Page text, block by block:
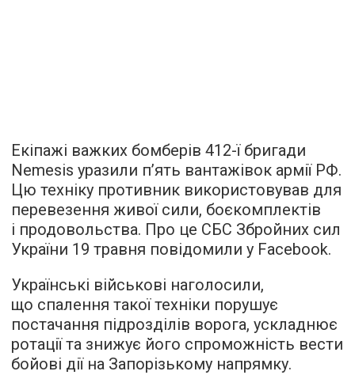
Екіпажі важких бомберів 412-ї бригади
Nemesis уразили п’ять вантажівок армії РФ.
Цю техніку противник використовував для
перевезення живої сили, боєкомплектів
і продовольства. Про це СБС Збройних сил
України 19 травня повідомили у Facebook.
Українські військові наголосили,
що спалення такої техніки порушує
постачання підрозділів ворога, ускладнює
ротації та знижує його спроможність вести
бойові дії на Запорізькому напрямку.